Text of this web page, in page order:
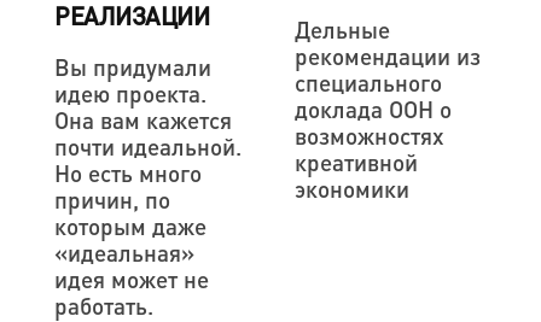
РЕАЛИЗАЦИИ
Вы придумали
идею проекта.
Она вам кажется
почти идеальной.
Но есть много
причин, по
которым даже
«идеальная»
идея может не
работать.
Дельные
рекомендации из
специального
доклада ООН о
возможностях
креативной
экономики